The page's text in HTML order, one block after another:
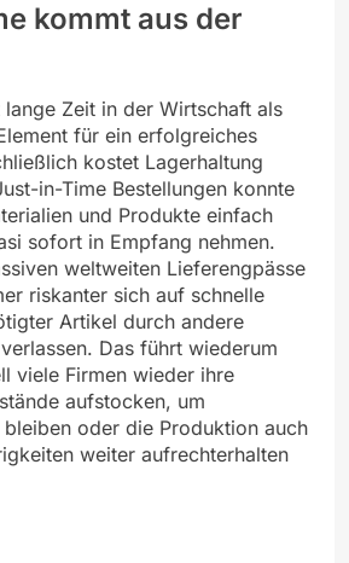
kommt aus der
Zeit in der Wirtschaft als
für ein erfolgreiches
kostet Lagerhaltung
in-Time Bestellungen konnte
und Produkte einfach
sofort in Empfang nehmen.
weltweiten Lieferengpässe
riskanter sich auf schnelle
Artikel durch andere
Das führt wiederum
viele Firmen wieder ihre
aufstocken, um
oder die Produktion auch
weiter aufrechterhalten